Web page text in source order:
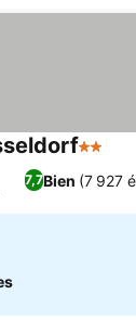
2
7,7Bien (7 927